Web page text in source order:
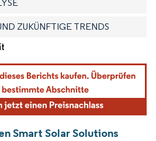
ZUKÜNFTIGE TRENDS
Smart Solar Solutions